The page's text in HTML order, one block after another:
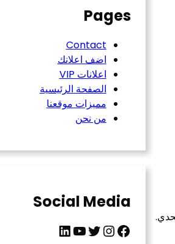
Pages
Contact
اضف اعلانك
اعلانات VIP
الصفحة الرئيسية
مميزات موقعنا
من نحن
Social Media
Facebook
Instagram
Twitter
YouTube
LinkedIn